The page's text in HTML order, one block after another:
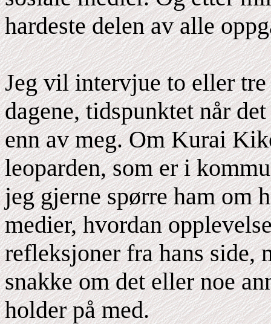
hardeste delen av alle
Jeg vil intervjue to eller
dagene, tidspunktet når
enn av meg. Om Kurai
leoparden, som er i
jeg gjerne spørre ham om
medier, hvordan
refleksjoner fra hans side,
snakke om det eller noe
holder på med.